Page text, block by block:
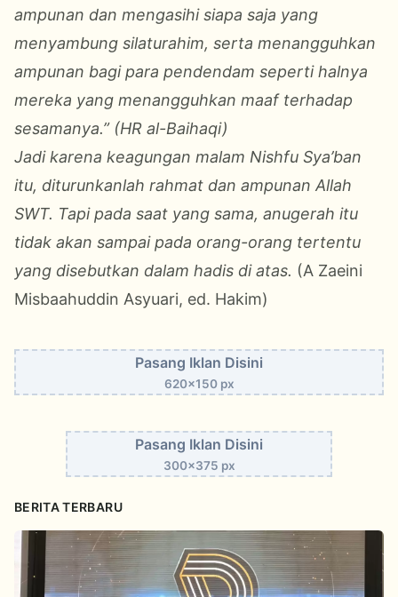
ampunan dan mengasihi siapa saja yang
menyambung silaturahim, serta menangguhkan
ampunan bagi para pendendam seperti halnya
mereka yang menangguhkan maaf terhadap
sesamanya.” (HR al-Baihaqi)
Jadi karena keagungan malam Nishfu Sya’ban
itu, diturunkanlah rahmat dan ampunan Allah
SWT. Tapi pada saat yang sama, anugerah itu
tidak akan sampai pada orang-orang tertentu
yang disebutkan dalam hadis di atas. (A Zaeini
Misbaahuddin Asyuari, ed. Hakim)
Pasang Iklan Disini
620x150 px
Pasang Iklan Disini
300x375 px
BERITA TERBARU